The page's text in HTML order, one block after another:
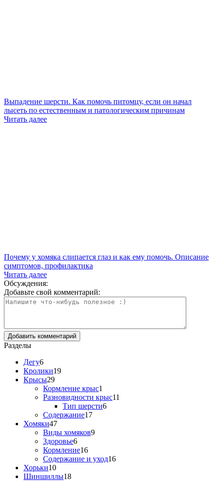
Выпадение шерсти. Как помочь питомцу, если он начал
лысеть по естественным и патологическим причинам
Читать далее
Почему у хомяка слипается глаз и как ему помочь. Описание
симптомов, профилактика
Читать далее
Обсуждения:
Добавьте свой комментарий:
Разделы
Дегу6
Кролики19
Крысы29
Кормление крыс1
Разновидности крыс11
Тип шерсти6
Содержание17
Хомяки47
Виды хомяков9
Здоровье6
Кормление16
Содержание и уход16
Хорьки10
Шиншиллы18